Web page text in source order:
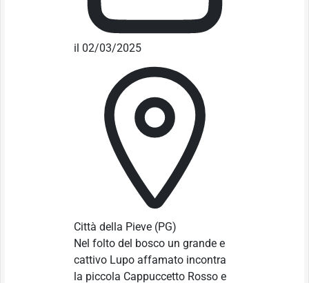
il 02/03/2025
Città della Pieve (PG)
Nel folto del bosco un grande e
cattivo Lupo affamato incontra
la piccola Cappuccetto Rosso e